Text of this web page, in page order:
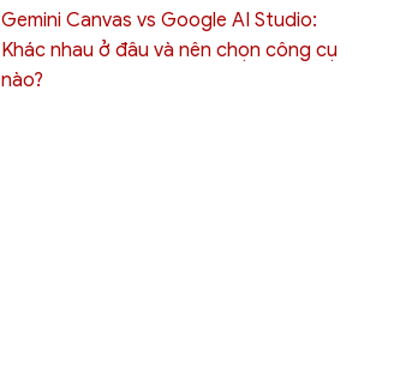
Gemini Canvas vs Google AI Studio:
Khác nhau ở đâu và nên chọn công cụ
nào?